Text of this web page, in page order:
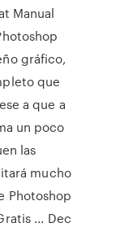
Manual
gráfico,
que
a que a
un poco
las
mucho
Photoshop
... Dec